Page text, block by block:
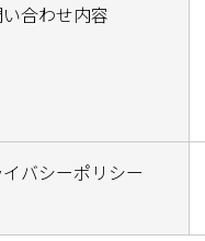
合わせ内容
バシーポリシー